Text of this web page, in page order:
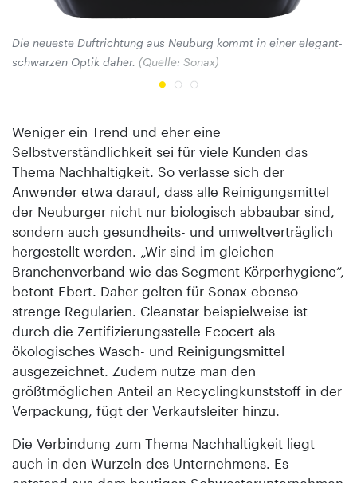
Die neueste Duftrichtung aus Neuburg kommt in einer elegant-
schwarzen Optik daher. (Quelle: Sonax)
Weniger ein Trend und eher eine
Selbstverständlichkeit sei für viele Kunden das
Thema Nachhaltigkeit. So verlasse sich der
Anwender etwa darauf, dass alle Reinigungsmittel
der Neuburger nicht nur biologisch abbaubar sind,
sondern auch gesundheits- und umweltverträglich
hergestellt werden. „Wir sind im gleichen
Branchenverband wie das Segment Körperhygiene“,
betont Ebert. Daher gelten für Sonax ebenso
strenge Regularien. Cleanstar beispielweise ist
durch die Zertifizierungsstelle Ecocert als
ökologisches Wasch- und Reinigungsmittel
ausgezeichnet. Zudem nutze man den
größtmöglichen Anteil an Recyclingkunststoff in der
Verpackung, fügt der Verkaufsleiter hinzu.
Die Verbindung zum Thema Nachhaltigkeit liegt
auch in den Wurzeln des Unternehmens. Es